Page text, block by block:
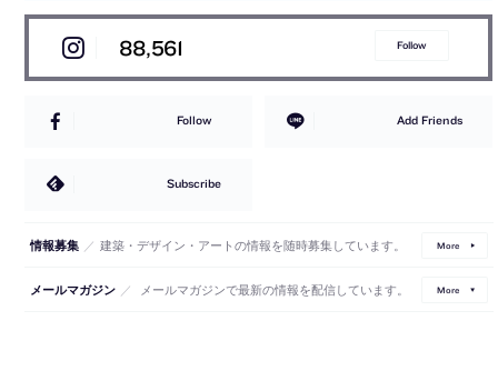
88,561 Follow
Follow Add Friends
Subscribe
情報募集 ／ 建築・デザイン・アートの情報を随時募集しています。 More
メールマガジン ／ メールマガジンで最新の情報を配信しています。 More